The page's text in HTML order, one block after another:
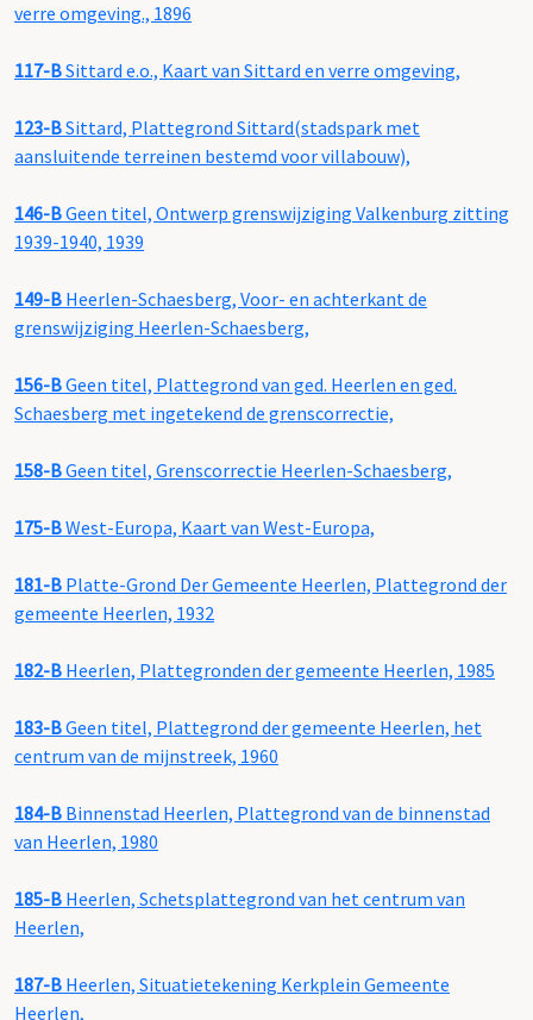
verre omgeving., 1896
117-BSittard e.o., Kaart van Sittard en verre omgeving,
123-BSittard, Plattegrond Sittard(stadspark met
aansluitende terreinen bestemd voor villabouw),
146-BGeen titel, Ontwerp grenswijziging Valkenburg zitting
1939-1940, 1939
149-B Heerlen-Schaesberg, Voor- en achterkant de
grenswijziging Heerlen-Schaesberg,
156-BGeen titel, Plattegrond van ged. Heerlen en ged.
Schaesberg met ingetekend de grenscorrectie,
158-BGeen titel, Grenscorrectie Heerlen-Schaesberg,
175-BWest-Europa, Kaart van West-Europa,
181-B Platte-Grond Der Gemeente Heerlen, Plattegrond der
gemeente Heerlen, 1932
182-B Heerlen, Plattegronden der gemeente Heerlen, 1985
183-BGeen titel, Plattegrond der gemeente Heerlen, het
centrum van de mijnstreek, 1960
184-B Binnenstad Heerlen, Plattegrond van de binnenstad
van Heerlen, 1980
185-B Heerlen, Schetsplattegrond van het centrum van
Heerlen,
187-B Heerlen, Situatietekening Kerkplein Gemeente
Heerlen,